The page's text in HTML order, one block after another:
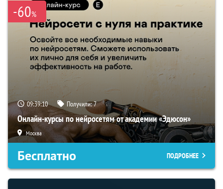
-60%
09:39:09 Получили:7
Онлайн-курсы по нейросетям от академии «Эдюсон»
Москва
Бесплатно ПОДРОБНЕЕ